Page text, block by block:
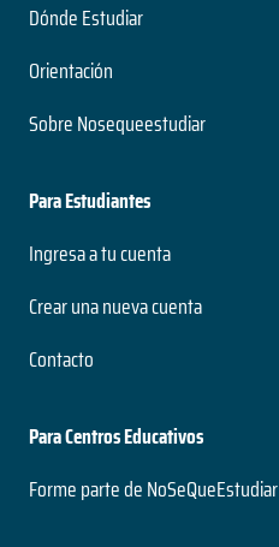
Dónde Estudiar
Orientación
Sobre Nosequeestudiar
Para Estudiantes
Ingresa a tu cuenta
Crear una nueva cuenta
Contacto
Para Centros Educativos
Forme parte de NoSeQueEstudiar